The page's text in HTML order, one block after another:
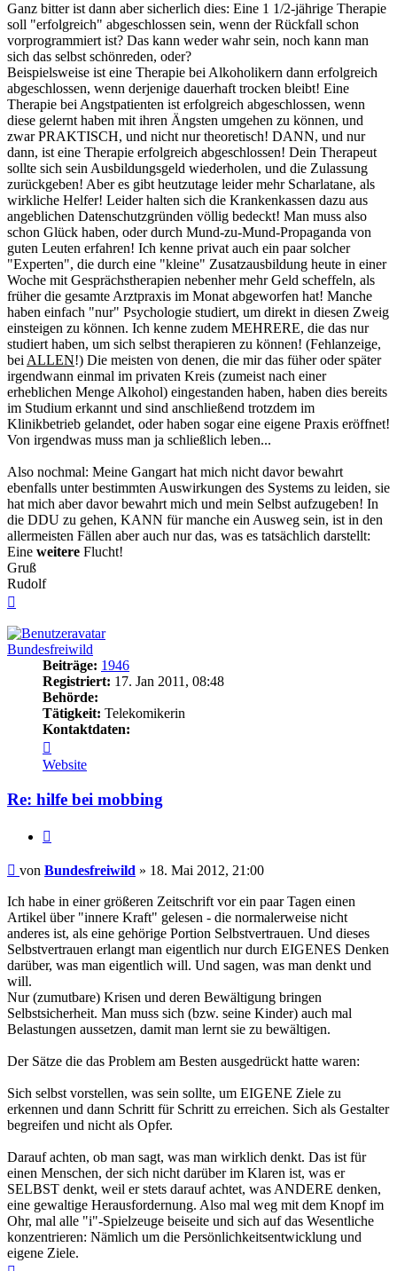
Ganz bitter ist dann aber sicherlich dies: Eine 1 1/2-jährige Therapie
soll "erfolgreich" abgeschlossen sein, wenn der Rückfall schon
vorprogrammiert ist? Das kann weder wahr sein, noch kann man
sich das selbst schönreden, oder?
Beispielsweise ist eine Therapie bei Alkoholikern dann erfolgreich
abgeschlossen, wenn derjenige dauerhaft trocken bleibt! Eine
Therapie bei Angstpatienten ist erfolgreich abgeschlossen, wenn
diese gelernt haben mit ihren Ängsten umgehen zu können, und
zwar PRAKTISCH, und nicht nur theoretisch! DANN, und nur
dann, ist eine Therapie erfolgreich abgeschlossen! Dein Therapeut
sollte sich sein Ausbildungsgeld wiederholen, und die Zulassung
zurückgeben! Aber es gibt heutzutage leider mehr Scharlatane, als
wirkliche Helfer! Leider halten sich die Krankenkassen dazu aus
angeblichen Datenschutzgründen völlig bedeckt! Man muss also
schon Glück haben, oder durch Mund-zu-Mund-Propaganda von
guten Leuten erfahren! Ich kenne privat auch ein paar solcher
"Experten", die durch eine "kleine" Zusatzausbildung heute in einer
Woche mit Gesprächstherapien nebenher mehr Geld scheffeln, als
früher die gesamte Arztpraxis im Monat abgeworfen hat! Manche
haben einfach "nur" Psychologie studiert, um direkt in diesen Zweig
einsteigen zu können. Ich kenne zudem MEHRERE, die das nur
studiert haben, um sich selbst therapieren zu können! (Fehlanzeige,
bei ALLEN!) Die meisten von denen, die mir das füher oder später
irgendwann einmal im privaten Kreis (zumeist nach einer
erheblichen Menge Alkohol) eingestanden haben, haben dies bereits
im Studium erkannt und sind anschließend trotzdem im
Klinikbetrieb gelandet, oder haben sogar eine eigene Praxis eröffnet!
Von irgendwas muss man ja schließlich leben...
Also nochmal: Meine Gangart hat mich nicht davor bewahrt
ebenfalls unter bestimmten Auswirkungen des Systems zu leiden, sie
hat mich aber davor bewahrt mich und mein Selbst aufzugeben! In
die DDU zu gehen, KANN für manche ein Ausweg sein, ist in den
allermeisten Fällen aber auch nur das, was es tatsächlich darstellt:
Eine weitere Flucht!
Gruß
Rudolf
Bundesfreiwild
Beiträge: 1946
Registriert: 17. Jan 2011, 08:48
Behörde:
Tätigkeit: Telekomikerin
Kontaktdaten:
von
Bundesfreiwild
Website
Re: hilfe bei mobbing
Beitrag
von Bundesfreiwild » 18. Mai 2012, 21:00
Ich habe in einer größeren Zeitschrift vor ein paar Tagen einen
Artikel über "innere Kraft" gelesen - die normalerweise nicht
anderes ist, als eine gehörige Portion Selbstvertrauen. Und dieses
Selbstvertrauen erlangt man eigentlich nur durch EIGENES Denken
darüber, was man eigentlich will. Und sagen, was man denkt und
will.
Nur (zumutbare) Krisen und deren Bewältigung bringen
Selbstsicherheit. Man muss sich (bzw. seine Kinder) auch mal
Belastungen aussetzen, damit man lernt sie zu bewältigen.
Der Sätze die das Problem am Besten ausgedrückt hatte waren:
Sich selbst vorstellen, was sein sollte, um EIGENE Ziele zu
erkennen und dann Schritt für Schritt zu erreichen. Sich als Gestalter
begreifen und nicht als Opfer.
Darauf achten, ob man sagt, was man wirklich denkt. Das ist für
einen Menschen, der sich nicht darüber im Klaren ist, was er
SELBST denkt, weil er stets darauf achtet, was ANDERE denken,
eine gewaltige Herausfordernung. Also mal weg mit dem Knopf im
Ohr, mal alle "i"-Spielzeuge beiseite und sich auf das Wesentliche
konzentrieren: Nämlich um die Persönlichkeitsentwicklung und
eigene Ziele.